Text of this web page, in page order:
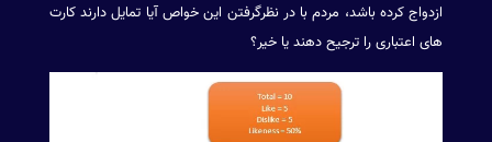
ازدواج کرده باشد، مردم با در نظرگرفتن این خواص آیا تمایل دارند کارت
های اعتباری را ترجیح دهند یا خیر؟